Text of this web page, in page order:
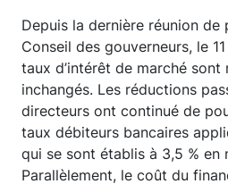
Depuis la dernière réunion
Conseil des gouverneurs, le
taux d’intérêt de marché sont
inchangés. Les réductions
directeurs ont continué de
taux débiteurs bancaires
qui se sont établis à 3,5 % en
Parallèlement, le coût du